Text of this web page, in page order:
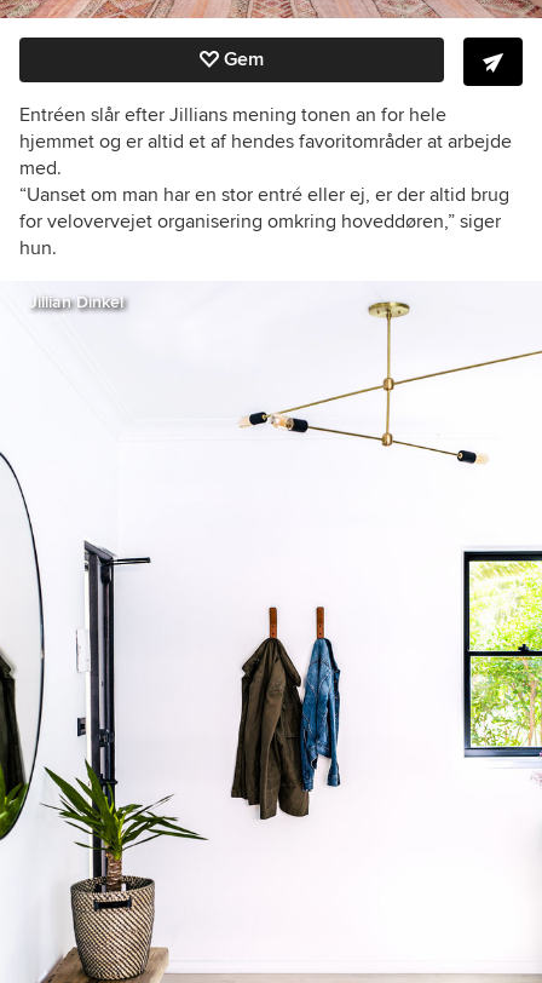
Gem
Entréen slår efter Jillians mening tonen an for hele
hjemmet og er altid et af hendes favoritområder at arbejde
med.
“Uanset om man har en stor entré eller ej, er der altid brug
for velovervejet organisering omkring hoveddøren,” siger
hun.
Jillian Dinkel